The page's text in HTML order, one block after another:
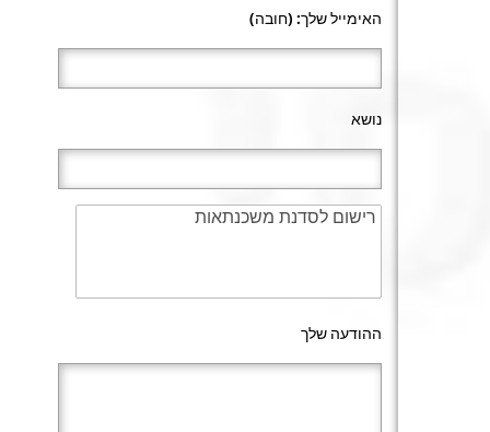
האימייל שלך: (חובה)
נושא
ההודעה שלך